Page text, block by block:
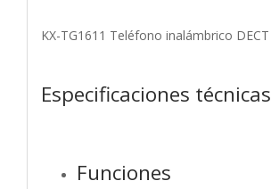
KX-TG1611 Teléfono inalámbrico DECT
Especificaciones técnicas
Funciones